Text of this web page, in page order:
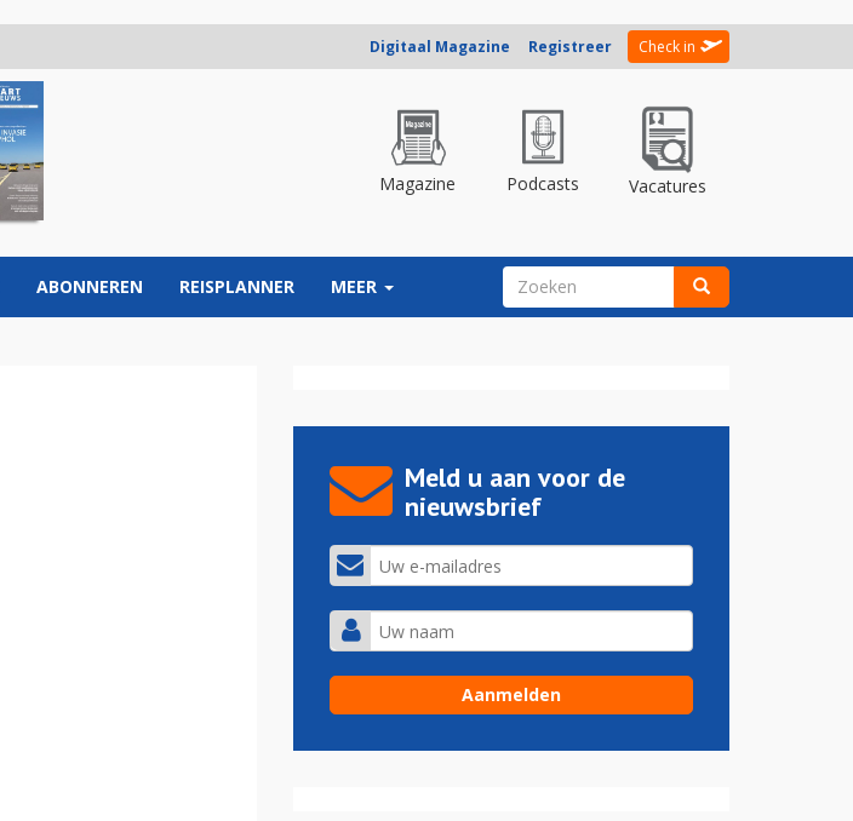
Digitaal Magazine Registreer Check in
Magazine Podcasts Vacatures
ABONNEREN REISPLANNER MEER ZOEKVELD
Meld u aan voor de
nieuwsbrief